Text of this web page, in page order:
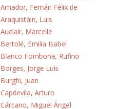
Amador, Fernán Félix de
Araquistáin, Luis
Auclair, Marcelle
Bertolé, Emilia Isabel
Blanco Fombona, Rufino
Borges, Jorge Luís
Burghi, Juan
Capdevila, Arturo
Cárcano, Miguel Ángel